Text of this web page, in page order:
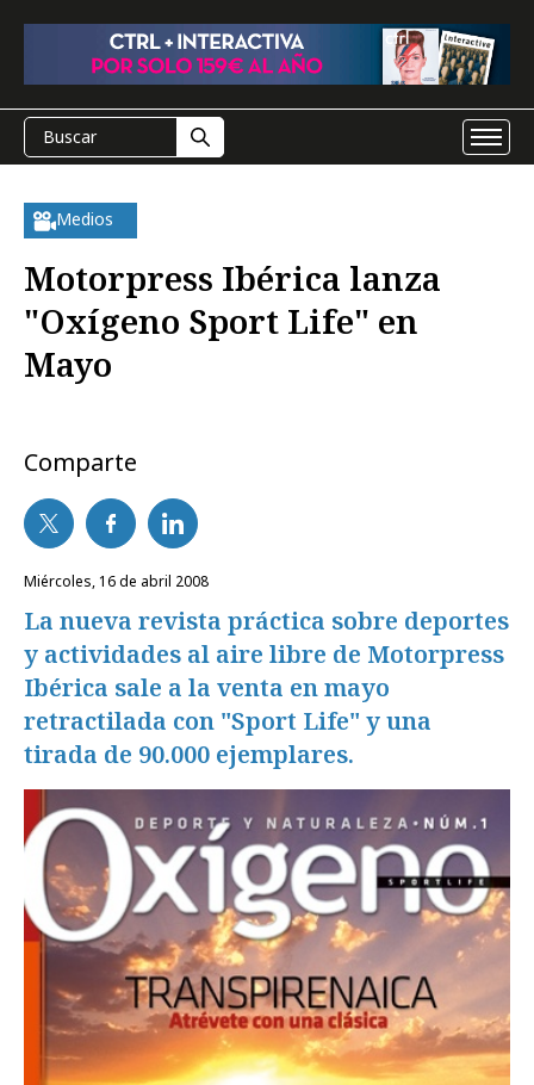
Medios
Motorpress Ibérica lanza
"Oxígeno Sport Life" en
Mayo
Comparte
miércoles, 16 de abril 2008
La nueva revista práctica sobre deportes
y actividades al aire libre de Motorpress
Ibérica sale a la venta en mayo
retractilada con "Sport Life" y una
tirada de 90.000 ejemplares.